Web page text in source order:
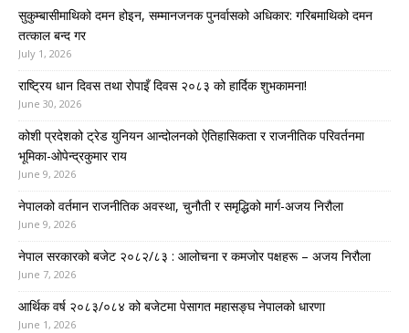
सुकुम्बासीमाथिको दमन होइन, सम्मानजनक पुनर्वासको अधिकार: गरिबमाथिको दमन
तत्काल बन्द गर
July 1, 2026
राष्ट्रिय धान दिवस तथा रोपाइँ दिवस २०८३ को हार्दिक शुभकामना!
June 30, 2026
कोशी प्रदेशको ट्रेड युनियन आन्दोलनको ऐतिहासिकता र राजनीतिक परिवर्तनमा
भूमिका-ओपेन्द्रकुमार राय
June 9, 2026
नेपालको वर्तमान राजनीतिक अवस्था, चुनौती र समृद्धिको मार्ग-अजय निरौला
June 9, 2026
नेपाल सरकारको बजेट २०८२/८३ : आलोचना र कमजोर पक्षहरू – अजय निरौला
June 7, 2026
आर्थिक वर्ष २०८३/०८४ को बजेटमा पेसागत महासङ्घ नेपालको धारणा
June 1, 2026